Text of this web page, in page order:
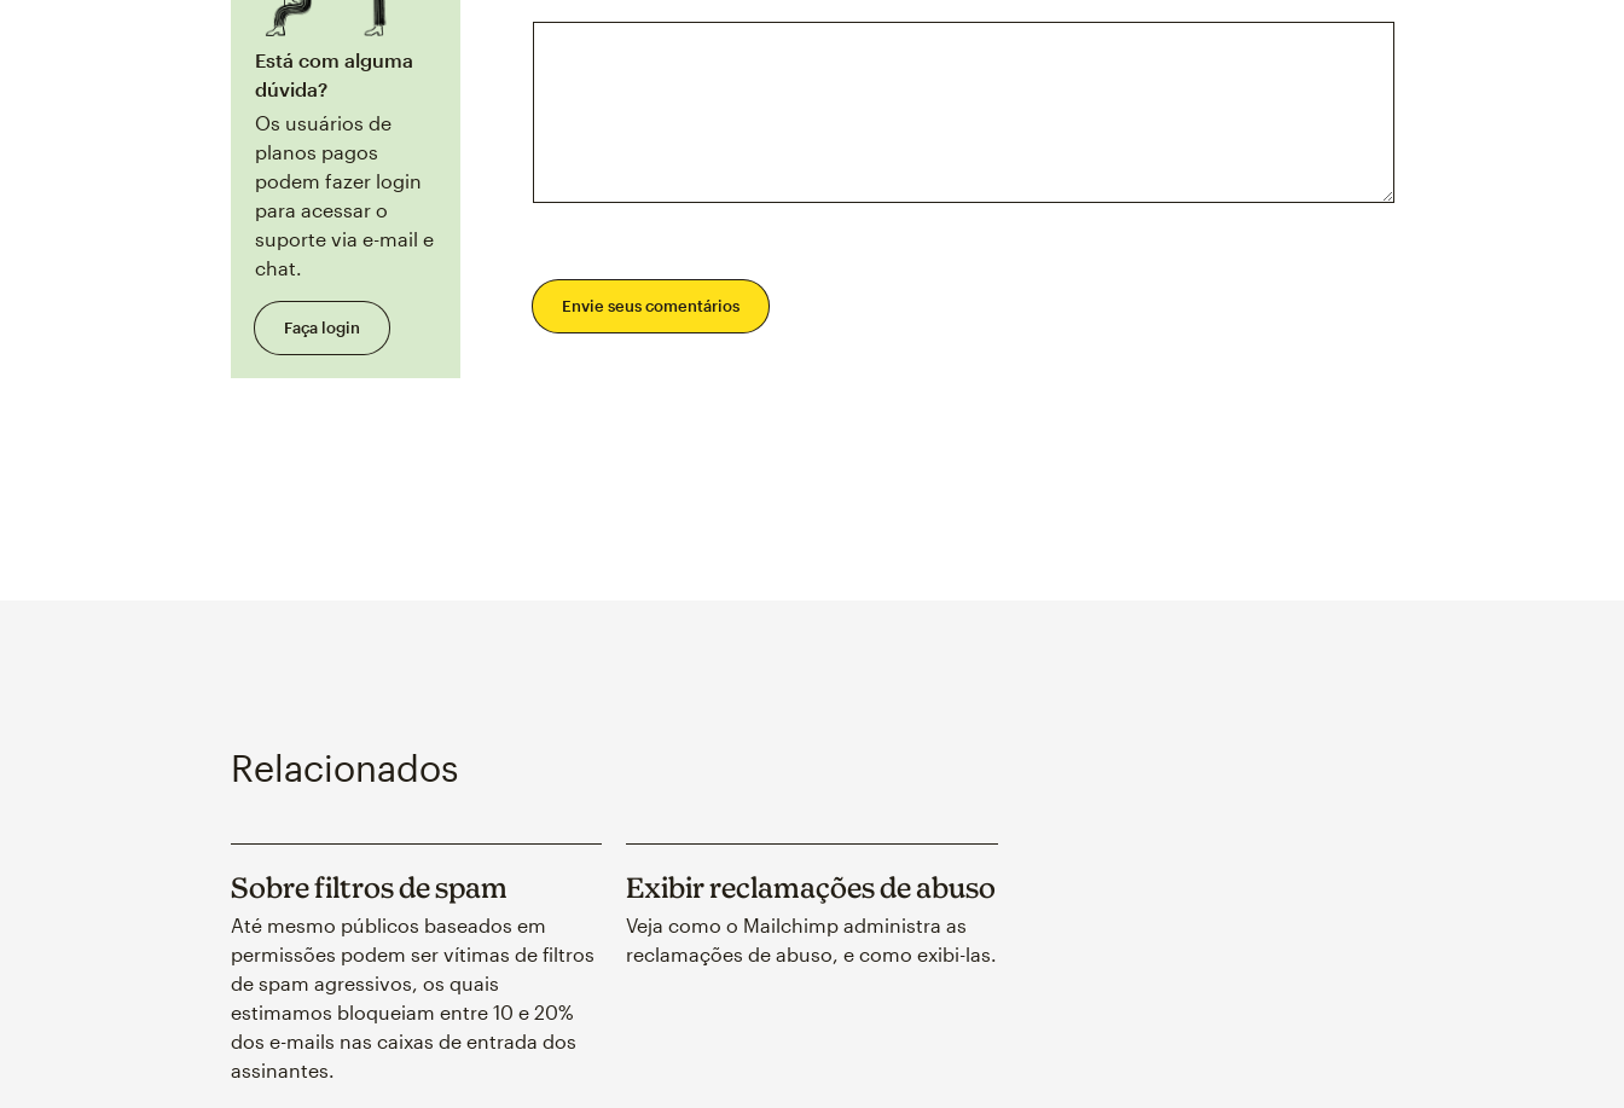
Está com alguma
dúvida?
Os usuários de
planos pagos
podem fazer login
para acessar o
suporte via e-mail e
chat.
Faça login
Envie seus comentários
Relacionados
Sobre filtros de spam
Até mesmo públicos baseados em
permissões podem ser vítimas de filtros
de spam agressivos, os quais
estimamos bloqueiam entre 10 e 20%
dos e-mails nas caixas de entrada dos
assinantes.
Exibir reclamações de abuso
Veja como o Mailchimp administra as
reclamações de abuso, e como exibi-las.